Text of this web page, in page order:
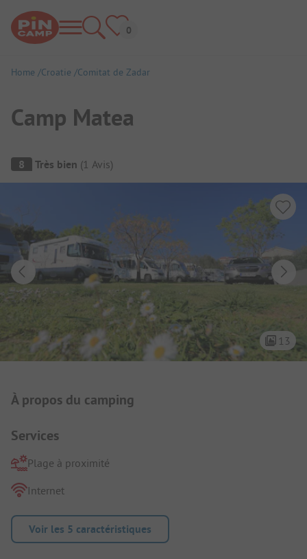
Home Croatie Comitat de Zadar
Camp Matea
Aperçu du camping
8 Très bien (1 Avis)
13
Présentation du camping
À propos du camping
Services
Plage à proximité
Internet
Voir les 5 caractéristiques